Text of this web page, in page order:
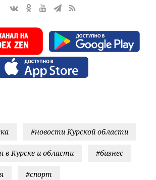
#новости Курской области
в Курске и области #бизнес
#спорт